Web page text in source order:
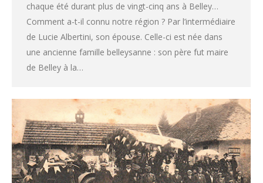
chaque été durant plus de vingt-cinq ans à Belley…
Comment a-t-il connu notre région ? Par l’intermédiaire
de Lucie Albertini, son épouse. Celle-ci est née dans
une ancienne famille belleysanne : son père fut maire
de Belley à la…